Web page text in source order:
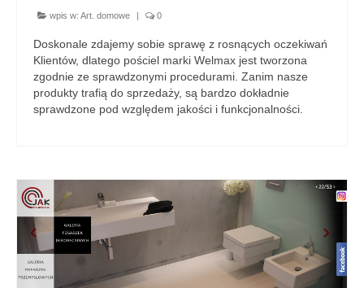
wpis w: Art. domowe | 0
Doskonale zdajemy sobie sprawę z rosnących oczekiwań
Klientów, dlatego pościel marki Welmax jest tworzona
zgodnie ze sprawdzonymi procedurami. Zanim nasze
produkty trafią do sprzedaży, są bardzo dokładnie
sprawdzone pod względem jakości i funkcjonalności.